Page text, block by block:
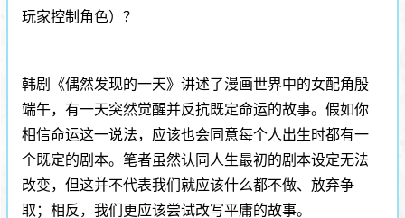
玩家控制角色）？
韩剧《偶然发现的一天》讲述了漫画世界中的女配角殷
端午，有一天突然觉醒并反抗既定命运的故事。假如你
相信命运这一说法，应该也会同意每个人出生时都有一
个既定的剧本。笔者虽然认同人生最初的剧本设定无法
改变，但这并不代表我们就应该什么都不做、放弃争
取；相反，我们更应该尝试改写平庸的故事。